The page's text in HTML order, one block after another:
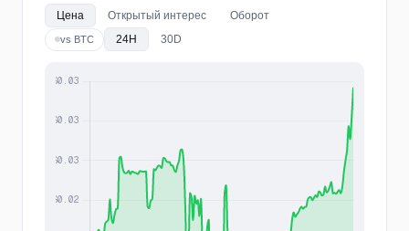
Цена Открытый интерес Оборот
vs BTC 24H 30D